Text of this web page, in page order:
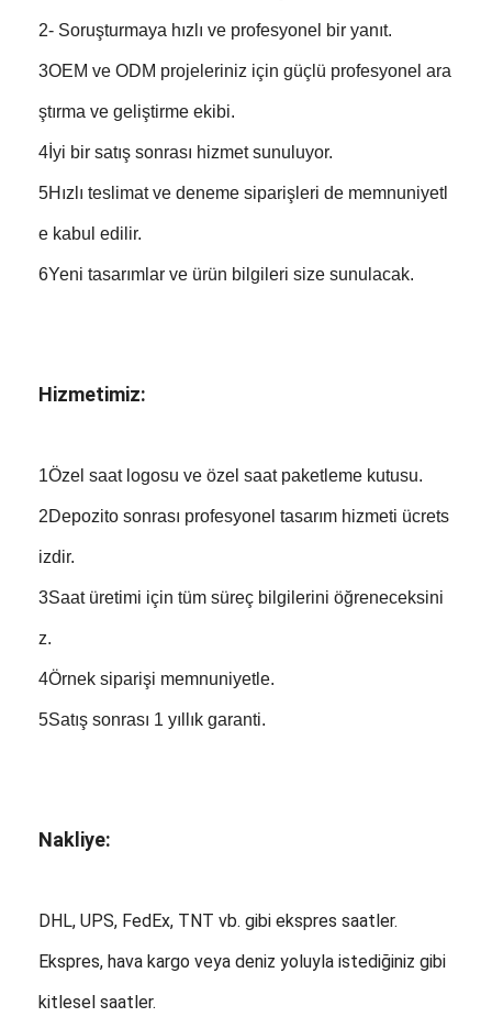
2- Soruşturmaya hızlı ve profesyonel bir yanıt.
3OEM ve ODM projeleriniz için güçlü profesyonel ara
ştırma ve geliştirme ekibi.
4İyi bir satış sonrası hizmet sunuluyor.
5Hızlı teslimat ve deneme siparişleri de memnuniyetl
e kabul edilir.
6Yeni tasarımlar ve ürün bilgileri size sunulacak.
Hizmetimiz:
1Özel saat logosu ve özel saat paketleme kutusu.
2Depozito sonrası profesyonel tasarım hizmeti ücrets
izdir.
3Saat üretimi için tüm süreç bilgilerini öğreneceksini
z.
4Örnek siparişi memnuniyetle.
5Satış sonrası 1 yıllık garanti.
Nakliye:
DHL, UPS, FedEx, TNT vb. gibi ekspres saatler.
Ekspres, hava kargo veya deniz yoluyla istediğiniz gibi
kitlesel saatler.